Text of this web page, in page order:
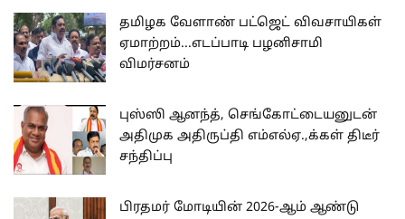
தமிழக வேளாண் பட்ஜெட் விவசாயிகள்
ஏமாற்றம்...எடப்பாடி பழனிசாமி
விமர்சனம்
புஸ்ஸி ஆனந்த், செங்கோட்டையனுடன்
அதிமுக அதிருப்தி எம்எல்ஏ.,க்கள் திடீர்
சந்திப்பு
பிரதமர் மோடியின் 2026-ஆம் ஆண்டு